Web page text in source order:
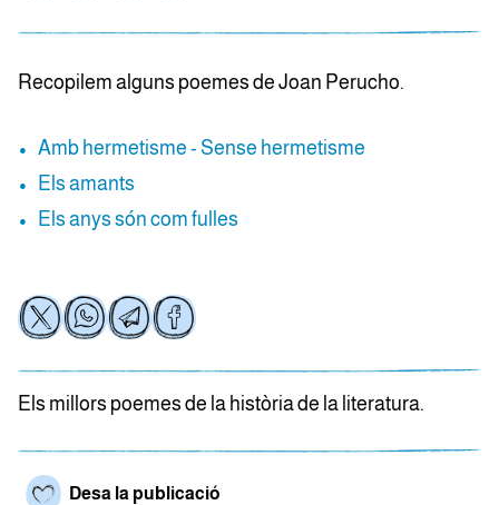
Recopilem alguns poemes de Joan Perucho.
Amb hermetisme - Sense hermetisme
Els amants
Els anys són com fulles
Els millors poemes de la història de la literatura.
Desa la publicació